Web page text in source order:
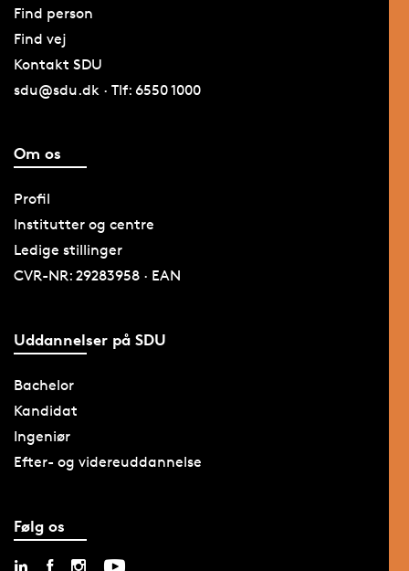
Find person
Find vej
Kontakt SDU
sdu@sdu.dk · Tlf: 6550 1000
Om os
Profil
Institutter og centre
Ledige stillinger
CVR-NR: 29283958 · EAN
Uddannelser på SDU
Bachelor
Kandidat
Ingeniør
Efter- og videreuddannelse
Følg os